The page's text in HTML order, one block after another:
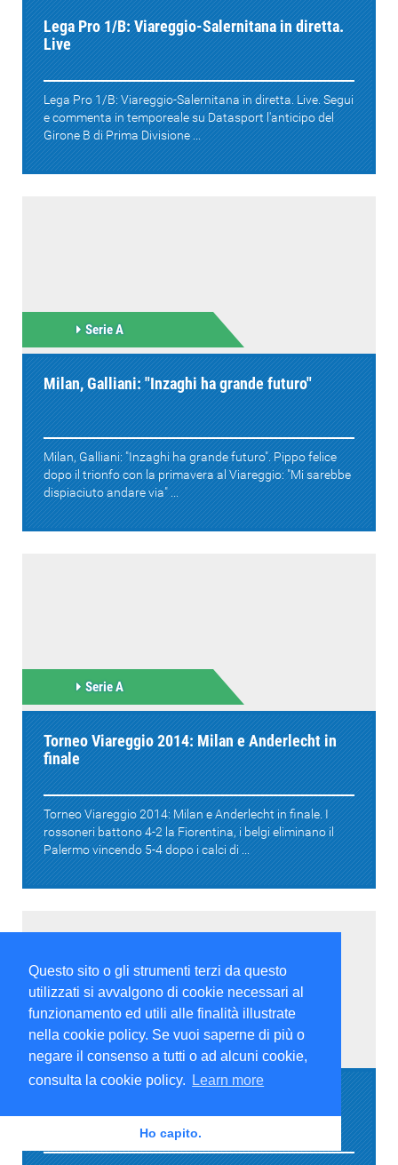
Questo sito o gli strumenti terzi da questo
utilizzati si avvalgono di cookie necessari al
funzionamento ed utili alle finalità illustrate
nella cookie policy. Se vuoi saperne di più o
negare il consenso a tutti o ad alcuni cookie,
consulta la cookie policy.
Learn more
Ho capito.
Lega Pro 1/B: Viareggio-Salernitana in diretta.
Live
Lega Pro 1/B: Viareggio-Salernitana in diretta. Live. Segui
e commenta in temporeale su Datasport l'anticipo del
Girone B di Prima Divisione ...
Serie A
Milan, Galliani: "Inzaghi ha grande futuro"
Milan, Galliani: "Inzaghi ha grande futuro". Pippo felice
dopo il trionfo con la primavera al Viareggio: "Mi sarebbe
dispiaciuto andare via" ...
Serie A
Torneo Viareggio 2014: Milan e Anderlecht in
finale
Torneo Viareggio 2014: Milan e Anderlecht in finale. I
rossoneri battono 4-2 la Fiorentina, i belgi eliminano il
Palermo vincendo 5-4 dopo i calci di ...
Notizie Lega Pro
Live